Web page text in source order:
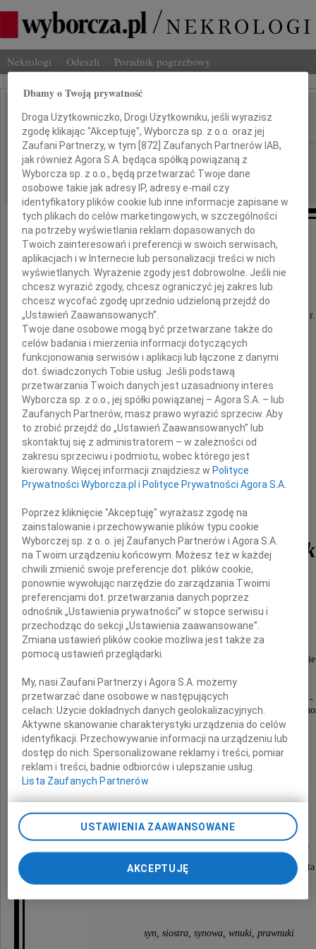
Nekrologi Odeszli Poradnik pogrzebowy
IMIĘ I NAZWISKO: Jadwiga Stolarczyk
REGION: Kraków
DATA EMISJI: 01.06.2016
"Nie umiera ten, kto trwa
w pamięci i sercach żywych ..."
Z żalem zawiadamiamy, że dnia 28 maja 2016 r.
odeszła od nas
Nasza Mama, Babcia i Prababcia
dr Jadwiga Stolarczyk
z d. Pytlarz
nauczyciel akademicki
b. adiunkt Akademii Ekonomicznej w Krakowie
i Politechniki Krakowskiej,
odznaczona złotym krzyżem zasługi; w latach 1980 -
współzałożycielka i wiceprzewodnicząca
na Akademii Ekonomicznej, harcmistrzyni,
i instruktorka ZHP i ZHR,
wychowawczyni wielu pokoleń młodzieży ...
Msza Święta Żałobna odprawiona zostanie
w piątek, 3 czerwca 2016 r. o godzinie 10.20
w kaplicy na cmentarzu Batowickim, ul. Reduta
syn, siostra, synowa, wnuki, prawnuki
Dbamy o Twoją prywatność
Droga Użytkowniczko, Drogi Użytkowniku, jeśli wyrazisz
zgodę klikając "Akceptuję", Wyborcza sp. z o.o. oraz jej
Zaufani Partnerzy, w tym [872] Zaufanych Partnerów IAB,
jak również Agora S.A. będąca spółką powiązaną z
Wyborcza sp. z o.o., będą przetwarzać Twoje dane
osobowe takie jak adresy IP, adresy e-mail czy
identyfikatory plików cookie lub inne informacje zapisane w
tych plikach do celów marketingowych, w szczególności
na potrzeby wyświetlania reklam dopasowanych do
Twoich zainteresowań i preferencji w swoich serwisach,
aplikacjach i w Internecie lub personalizacji treści w nich
wyświetlanych. Wyrażenie zgody jest dobrowolne. Jeśli nie
chcesz wyrazić zgody, chcesz ograniczyć jej zakres lub
chcesz wycofać zgodę uprzednio udzieloną przejdź do
„Ustawień Zaawansowanych”.
Twoje dane osobowe mogą być przetwarzane także do
celów badania i mierzenia informacji dotyczących
funkcjonowania serwisów i aplikacji lub łączone z danymi
dot. świadczonych Tobie usług. Jeśli podstawą
przetwarzania Twoich danych jest uzasadniony interes
Wyborcza sp. z o.o., jej spółki powiązanej – Agora S.A. – lub
Zaufanych Partnerów, masz prawo wyrazić sprzeciw. Aby
to zrobić przejdź do „Ustawień Zaawansowanych” lub
skontaktuj się z administratorem – w zależności od
zakresu sprzeciwu i podmiotu, wobec którego jest
kierowany. Więcej informacji znajdziesz wPolityce
Prywatności Wyborcza.pl iPolityce Prywatności Agora S.A.
Poprzez kliknięcie "Akceptuję" wyrażasz zgodę na
zainstalowanie i przechowywanie plików typu cookie
Wyborczej sp. z o. o. jej Zaufanych Partnerów i Agora S.A.
na Twoim urządzeniu końcowym. Możesz też w każdej
chwili zmienić swoje preferencje dot. plików cookie,
ponownie wywołując narzędzie do zarządzania Twoimi
preferencjami dot. przetwarzania danych poprzez
odnośnik „Ustawienia prywatności” w stopce serwisu i
przechodząc do sekcji „Ustawienia zaawansowane”.
Zmiana ustawień plików cookie możliwa jest także za
pomocą ustawień przeglądarki.
My, nasi Zaufani Partnerzy i Agora S.A. możemy
przetwarzać dane osobowe w następujących
celach:Użycie dokładnych danych geolokalizacyjnych.
Aktywne skanowanie charakterystyki urządzenia do celów
identyfikacji. Przechowywanie informacji na urządzeniu lub
dostęp do nich. Spersonalizowane reklamy i treści, pomiar
reklam i treści, badnie odbiorców i ulepszanie usług.
Lista Zaufanych Partnerów
USTAWIENIA ZAAWANSOWANE
AKCEPTUJĘ